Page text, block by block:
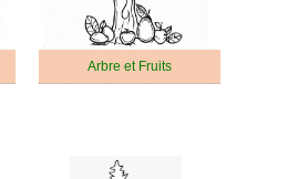
Arbre et Fruits